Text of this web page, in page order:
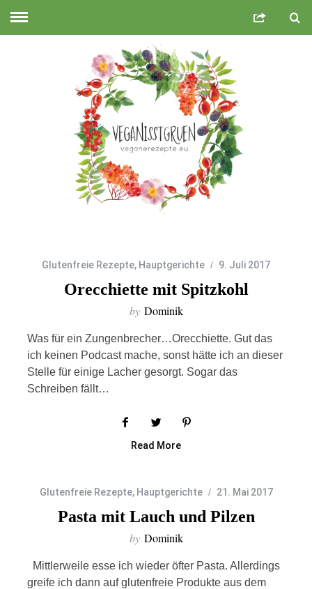
Glutenfreie Rezepte, Hauptgerichte 9. Juli 2017
Orecchiette mit Spitzkohl
by Dominik
Was für ein Zungenbrecher…Orecchiette. Gut das
ich keinen Podcast mache, sonst hätte ich an dieser
Stelle für einige Lacher gesorgt. Sogar das
Schreiben fällt…
Read More
Glutenfreie Rezepte, Hauptgerichte 21. Mai 2017
Pasta mit Lauch und Pilzen
by Dominik
Mittlerweile esse ich wieder öfter Pasta. Allerdings
greife ich dann auf glutenfreie Produkte aus dem